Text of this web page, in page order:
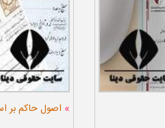
» اصول حاکم بر